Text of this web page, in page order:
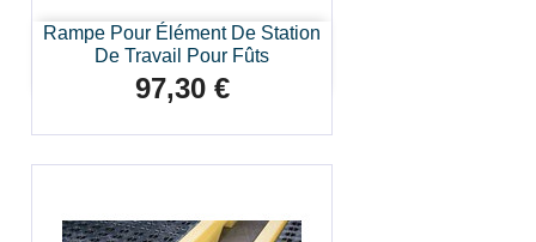
Rampe Pour Élément De Station
De Travail Pour Fûts
Prix
97,30 €